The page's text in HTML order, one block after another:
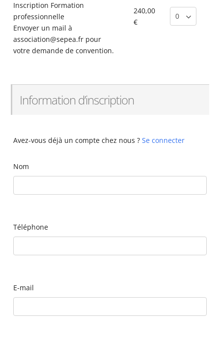
Inscription Formation
professionnelle
Envoyer un mail à
association@sepea.fr pour
votre demande de convention.
240,00
€
Information d’inscription
Avez-vous déjà un compte chez nous ?Se connecter
Nom
Téléphone
E-mail